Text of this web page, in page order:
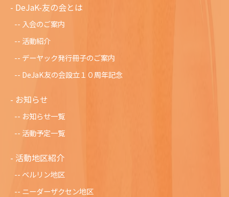
DeJaK-友の会とは
入会のご案内
活動紹介
デーヤック発行冊子のご案内
DeJaK友の会設立１０周年記念
お知らせ
お知らせ一覧
活動予定一覧
活動地区紹介
ベルリン地区
ニーダーザクセン地区